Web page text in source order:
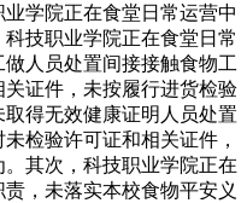
学院正在食堂日常运营中
技职业学院正在食堂日常
人员处置间接接触食物工
证件，未按履行进货检验
得无效健康证明人员处置
检验许可证和相关证件，
其次，科技职业学院正在
，未落实本校食物平安义